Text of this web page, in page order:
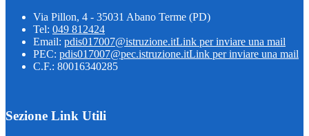
Via Pillon, 4 - 35031 Abano Terme (PD)
Tel: 049 812424
Email: pdis017007@istruzione.itLink per inviare una mail
PEC: pdis017007@pec.istruzione.itLink per inviare una mail
C.F.: 80016340285
Sezione Link Utili